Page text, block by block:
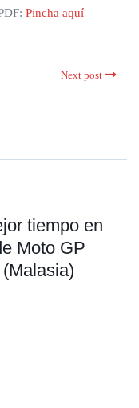
Pincha aquí
Next post
tiempo en
Moto GP